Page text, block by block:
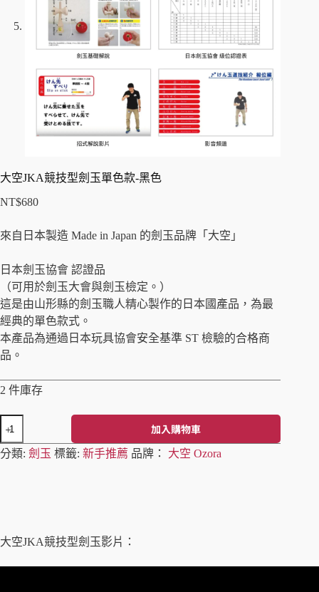
大空JKA競技型劍玉單色款-黑色
NT$680
來自日本製造 Made in Japan 的劍玉品牌「大空」
日本劍玉協會 認證品
（可用於劍玉大會與劍玉檢定。）
這是由山形縣的劍玉職人精心製作的日本國產品，為最
經典的單色款式。
本產品為通過日本玩具協會安全基準 ST 檢驗的合格商
品。
2 件庫存
加入購物車
A
l
t
v
分類: 劍玉 標籤: 新手推薦 品牌： 大空 Ozora
大空JKA競技型劍玉影片：